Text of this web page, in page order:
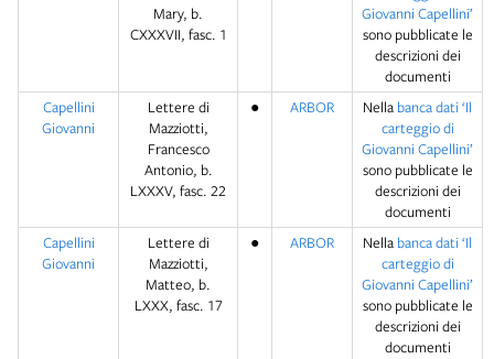
Mary, b.
CXXXVII, fasc. 1
Giovanni Capellini’
sono pubblicate le
descrizioni dei
documenti
Capellini
Giovanni
Lettere di
Mazziotti,
Francesco
Antonio, b.
LXXXV, fasc. 22
● ARBOR Nella banca dati ‘Il
carteggio di
Giovanni Capellini’
sono pubblicate le
descrizioni dei
documenti
Capellini
Giovanni
Lettere di
Mazziotti,
Matteo, b.
LXXX, fasc. 17
● ARBOR Nella banca dati ‘Il
carteggio di
Giovanni Capellini’
sono pubblicate le
descrizioni dei
documenti